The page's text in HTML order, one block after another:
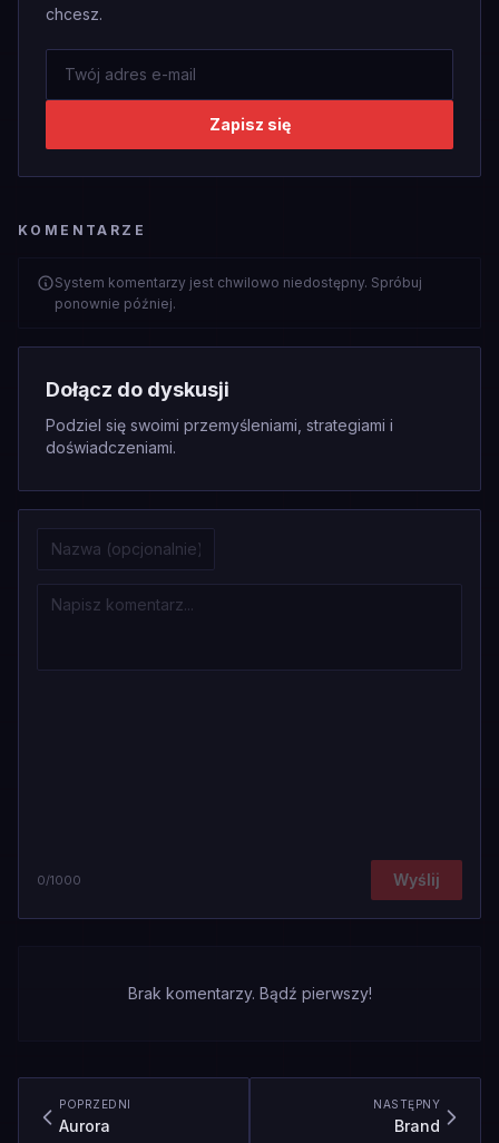
chcesz.
Zapisz się
KOMENTARZE
System komentarzy jest chwilowo niedostępny. Spróbuj
ponownie później.
Dołącz do dyskusji
Podziel się swoimi przemyśleniami, strategiami i
doświadczeniami.
0/1000 Wyślij
Brak komentarzy. Bądź pierwszy!
POPRZEDNI
Aurora
NASTĘPNY
Brand